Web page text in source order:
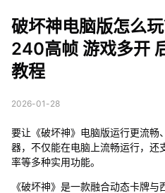
破坏神电脑版怎么
240高帧 游戏多开
教程
2026-01-28
要让《破坏神》电脑版运行更流畅
器，不仅能在电脑上流畅运行，还
率等多种实用功能。
《破坏神》是一款融合动态卡牌